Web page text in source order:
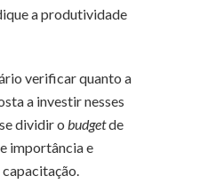
a produtividade
verificar quanto a
a investir nesses
dividir o budgetde
importância e